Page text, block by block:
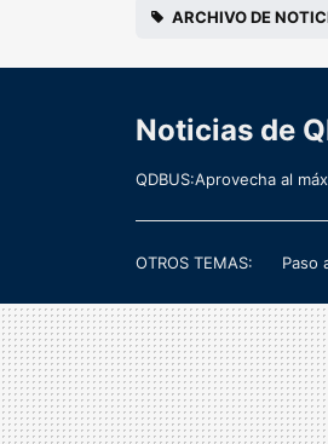
ARCHIVO DE
Noticias de
QDBUS:Aprovecha al
OTROS TEMAS: Paso